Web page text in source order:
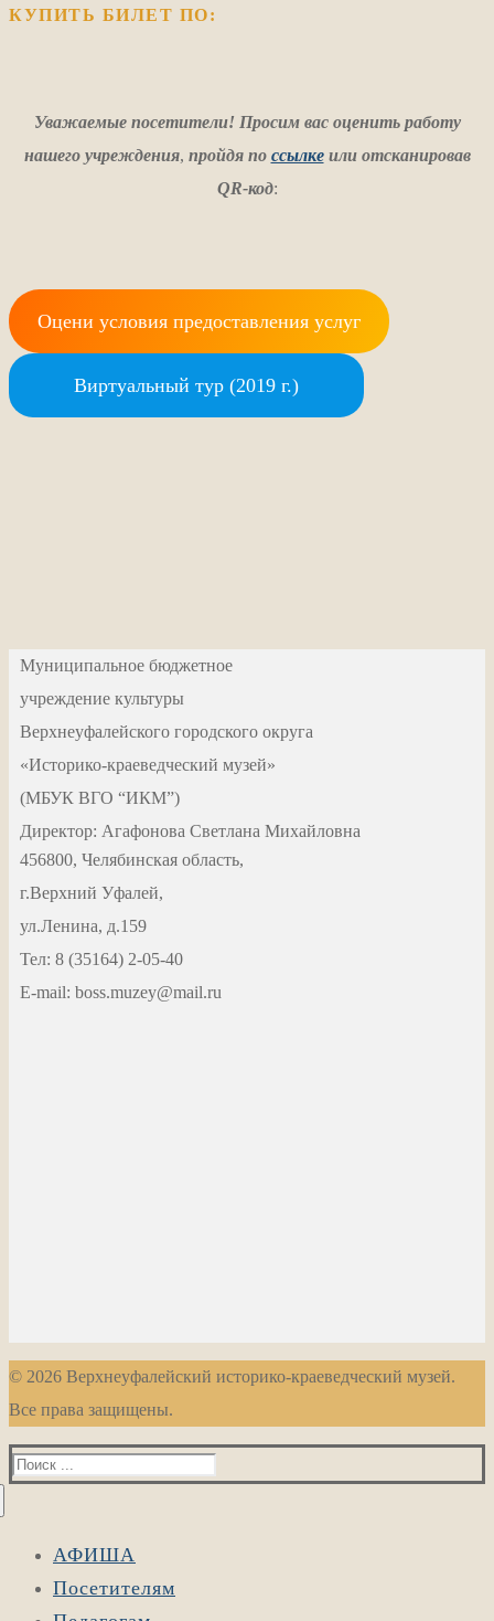
КУПИТЬ БИЛЕТ ПО:
Уважаемые посетители! Просим вас оценить работу
нашего учреждения, пройдя по ссылкеили отсканировав
QR-код:
Оцени условия предоставления услуг
Виртуальный тур (2019 г.)
Муниципальное бюджетное
учреждение культуры
Верхнеуфалейского городского округа
«Историко-краеведческий музей»
(МБУК ВГО “ИКМ”)
Директор: Агафонова Светлана Михайловна
456800, Челябинская область,
г.Верхний Уфалей,
ул.Ленина, д.159
Тел: 8 (35164) 2-05-40
Е-mail: boss.muzey@mail.ru
© 2026 Верхнеуфалейский историко-краеведческий музей.
Все права защищены.
Найти:
АФИША
Посетителям